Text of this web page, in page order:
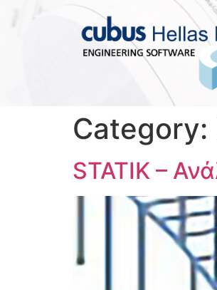
Category:
STATIK –